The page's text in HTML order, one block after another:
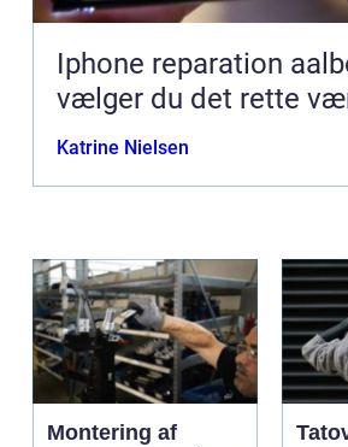
Iphone reparation aalborg
vælger du det rette
Katrine Nielsen
Montering af